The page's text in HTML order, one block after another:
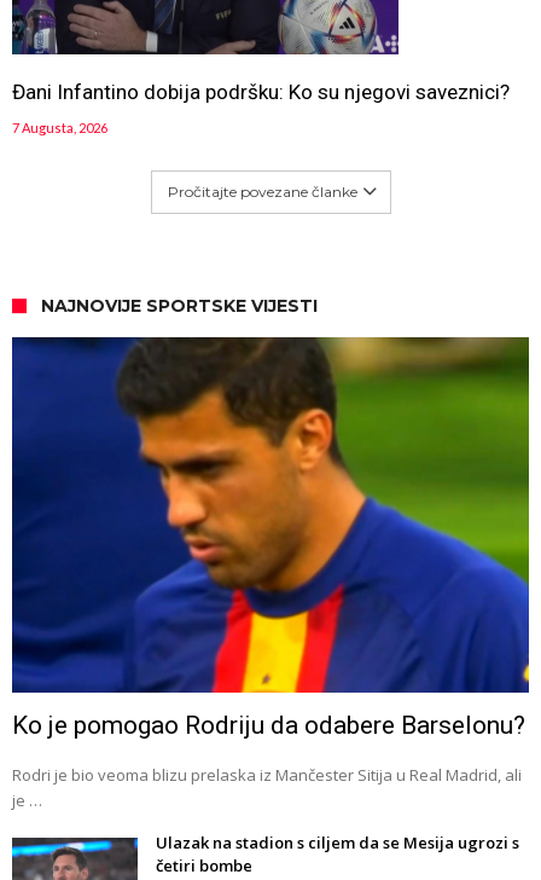
Đani Infantino dobija podršku: Ko su njegovi saveznici?
7 Augusta, 2026
Pročitajte povezane članke
NAJNOVIJE SPORTSKE VIJESTI
Ko je pomogao Rodriju da odabere Barselonu?
Rodri je bio veoma blizu prelaska iz Mančester Sitija u Real Madrid, ali
je …
Ulazak na stadion s ciljem da se Mesija ugrozi s
četiri bombe